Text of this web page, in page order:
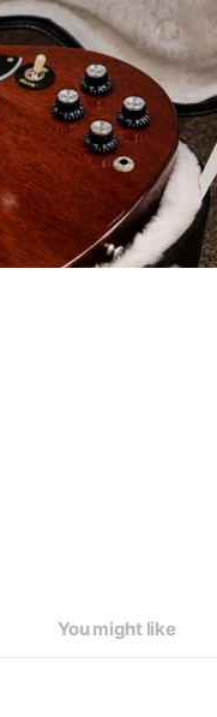
You might like